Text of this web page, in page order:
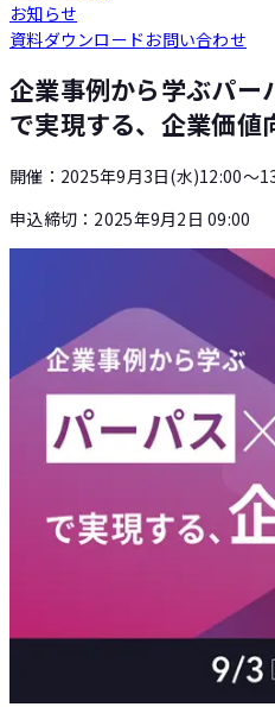
Loglass 設備投資計画
Loglass AI IR
お知らせ
資料ダウンロードお問い合わせ
企業事例から学ぶパ
で実現する、企業価値
開催： 2025年9月3日(水)12:00〜
申込締切： 2025年9月2日 09:00